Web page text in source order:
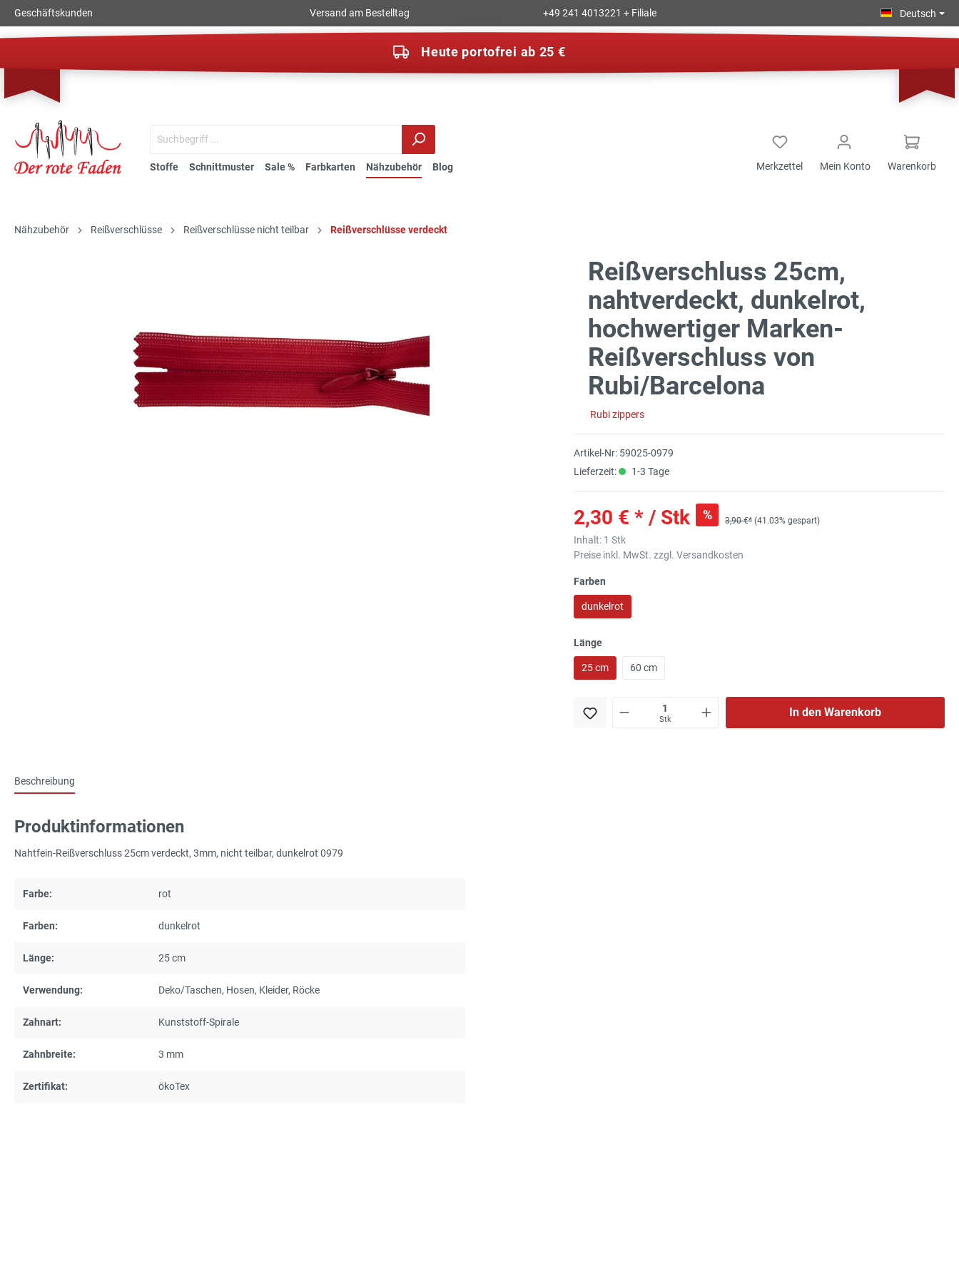
Geschäftskunden Versand am Bestelltag +49 241 4013221 + Filiale Deutsch
Heute portofrei ab 25 €
Stoffe Schnittmuster Sale % Farbkarten Nähzubehör Blog Merkzettel Mein Konto Warenkorb
Nähzubehör Reißverschlüsse Reißverschlüsse nicht teilbar Reißverschlüsse verdeckt
Reißverschluss 25cm,
nahtverdeckt, dunkelrot,
hochwertiger Marken-
Reißverschluss von
Rubi/Barcelona
Rubi zippers
Artikel-Nr: 59025-0979
Lieferzeit:
1-3 Tage
2,30 € * / Stk % 3,90 €* (41.03% gespart)
Inhalt: 1 Stk
Preise inkl. MwSt. zzgl. Versandkosten
Farben
dunkelrot
Länge
25 cm 60 cm
Stk
In den Warenkorb
Beschreibung
Produktinformationen
Nahtfein-Reißverschluss 25cm verdeckt, 3mm, nicht teilbar, dunkelrot 0979
Farbe: rot
Farben: dunkelrot
Länge: 25 cm
Verwendung: Deko/Taschen, Hosen, Kleider, Röcke
Zahnart: Kunststoff-Spirale
Zahnbreite: 3 mm
Zertifikat: ökoTex